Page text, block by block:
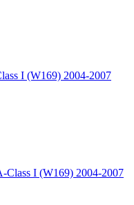
I (W169) 2004-2007
Class I (W169) 2004-2007